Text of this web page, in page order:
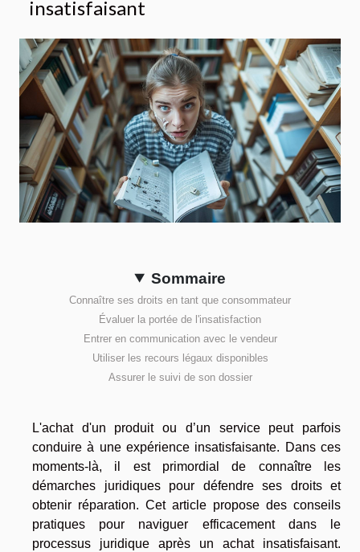
insatisfaisant
Sommaire
Connaître ses droits en tant que consommateur
Évaluer la portée de l'insatisfaction
Entrer en communication avec le vendeur
Utiliser les recours légaux disponibles
Assurer le suivi de son dossier
L'achat d'un produit ou d’un service peut parfois
conduire à une expérience insatisfaisante. Dans ces
moments-là, il est primordial de connaître les
démarches juridiques pour défendre ses droits et
obtenir réparation. Cet article propose des conseils
pratiques pour naviguer efficacement dans le
processus juridique après un achat insatisfaisant.